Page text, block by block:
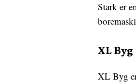
Stark er
XL Byg
XL Byg